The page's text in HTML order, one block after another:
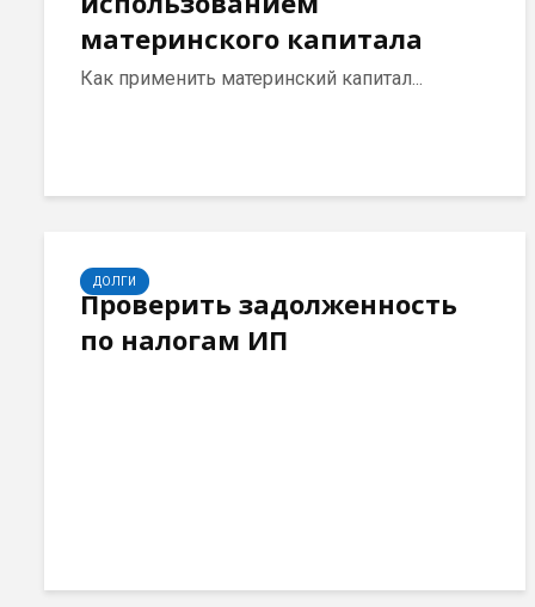
материнского капитала
Как применить материнский капитал...
ДОЛГИ
Проверить задолженность
по налогам ИП